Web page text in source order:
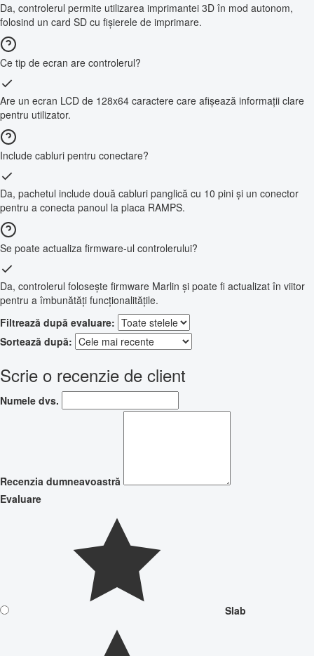
Da, controlerul permite utilizarea imprimantei 3D în mod autonom,
folosind un card SD cu fișierele de imprimare.
Ce tip de ecran are controlerul?
Are un ecran LCD de 128x64 caractere care afișează informații clare
pentru utilizator.
Include cabluri pentru conectare?
Da, pachetul include două cabluri panglică cu 10 pini și un conector
pentru a conecta panoul la placa RAMPS.
Se poate actualiza firmware-ul controlerului?
Da, controlerul folosește firmware Marlin și poate fi actualizat în viitor
pentru a îmbunătăți funcționalitățile.
Filtrează după evaluare:
Sortează după:
Scrie o recenzie de client
Numele dvs.
Recenzia dumneavoastră
Evaluare
Slab